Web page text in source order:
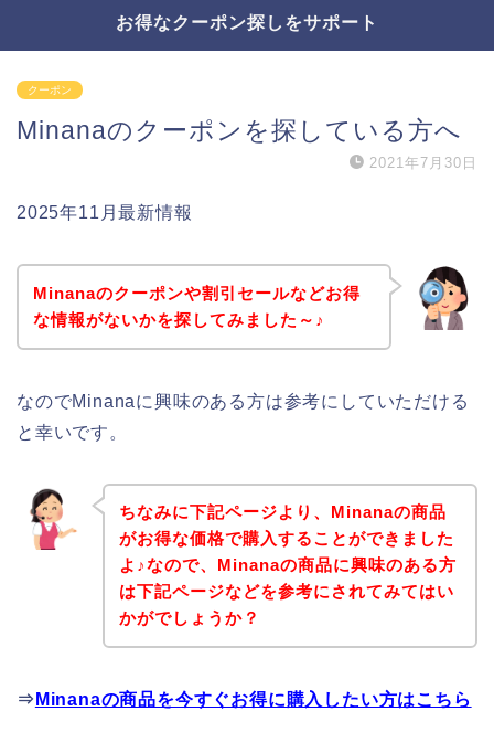
お得なクーポン探しをサポート
クーポン
Minanaのクーポンを探している方へ
2021年7月30日
2025年11月最新情報
Minanaのクーポンや割引セールなどお得
な情報がないかを探してみました～♪
なのでMinanaに興味のある方は参考にしていただける
と幸いです。
ちなみに下記ページより、Minanaの商品
がお得な価格で購入することができました
よ♪なので、Minanaの商品に興味のある方
は下記ページなどを参考にされてみてはい
かがでしょうか？
⇒ Minanaの商品を今すぐお得に購入したい方はこちら